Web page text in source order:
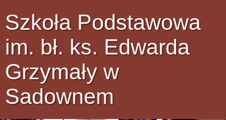
Szkoła Podstawowa
im. bł. ks. Edwarda
Grzymały w
Sadownem